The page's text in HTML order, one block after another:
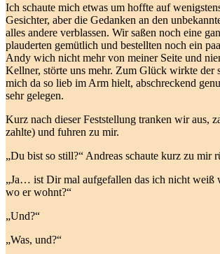
Ich schaute mich etwas um hoffte auf
Gesichter, aber die Gedanken an den
alles andere verblassen. Wir saßen noch eine
plauderten gemütlich und bestellten noch ein
Andy wich nicht mehr von meiner Seite und
Kellner, störte uns mehr. Zum Glück wirkte der
mich da so lieb im Arm hielt, abschreckend
sehr gelegen.
Kurz nach dieser Feststellung tranken wir aus,
zahlte) und fuhren zu mir.
„Du bist so still?“ Andreas schaute kurz zu mir
„Ja… ist Dir mal aufgefallen das ich nicht weiß
wo er wohnt?“
„Und?“
„Was, und?“